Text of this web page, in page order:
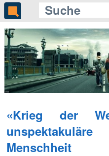
«Krieg der
Menschheit